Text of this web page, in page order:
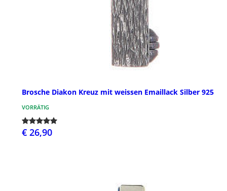
Brosche Diakon Kreuz mit weissen Emaillack Silber 925
VORRÄTIG
€ 26,90